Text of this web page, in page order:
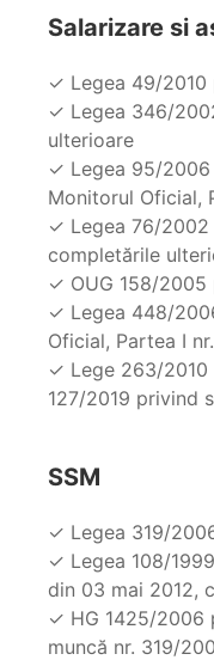
Salarizare si
✓ Legea 49/2010
✓ Legea 346/
ulterioare
✓ Legea 95/2006
Monitorul Oficial,
✓ Legea 76/2002
completările
✓ OUG 158/2005
✓ Legea 448/
Oficial, Partea I
✓ Lege 263/2010
127/2019 privind
SSM
✓ Legea 319/
✓ Legea 108/
din 03 mai 2012,
✓ HG 1425/2006
muncă nr. 319/